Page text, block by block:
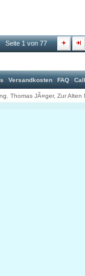
Seite 1 von 77
Versandkosten FAQ
Thomas JÃ¤ger, Zur